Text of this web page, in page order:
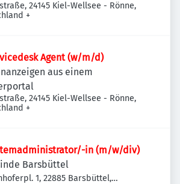
24145 Kiel-Wellsee - Rönne,
+
Agent (w/m/d)
aus einem
24145 Kiel-Wellsee - Rönne,
+
in (m/w/div)
Barsbüttel
1, 22885 Barsbüttel,